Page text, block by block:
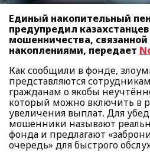
Единый накопительный
предупредил
мошенничества,
накоплениями, передает
Как сообщили в фонде,
представляются
гражданам о якобы
который можно включить в
увеличения выплат. Для
мошенники называют
фонда и предлагают
очередь» для быстрого